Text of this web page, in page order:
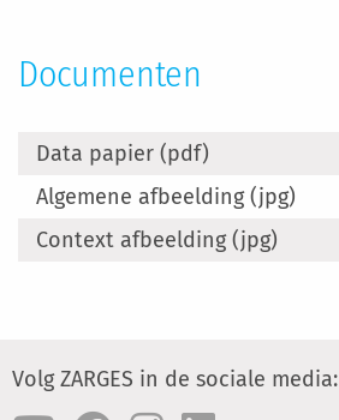
Documenten
Data papier (pdf)
Algemene afbeelding (jpg)
Context afbeelding (jpg)
Volg ZARGES in de sociale media: